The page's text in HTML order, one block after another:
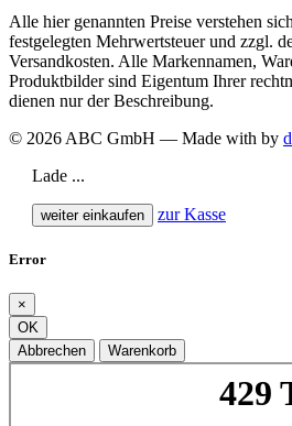
Alle hier genannten Preise verstehen
festgelegten Mehrwertsteuer und zzgl.
Versandkosten. Alle Markennamen,
Produktbilder sind Eigentum Ihrer
dienen nur der Beschreibung.
© 2026 ABC GmbH — Made with by
Lade ...
weiter einkaufen zur Kasse
Error
×
OK
Abbrechen
Warenkorb